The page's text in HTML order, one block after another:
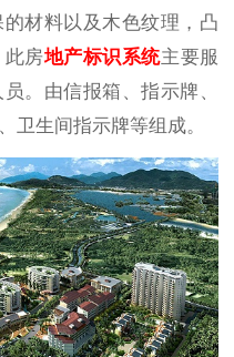
材料以及木色纹理，凸
此房地产标识系统主要服
。由信报箱、指示牌、
卫生间指示牌等组成。